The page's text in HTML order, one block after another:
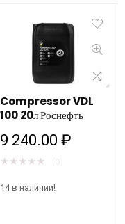
Compressor VDL
100 20л Роснефть
9 240.00 ₽
★ ★ ★ ★ ★
14 в наличии!